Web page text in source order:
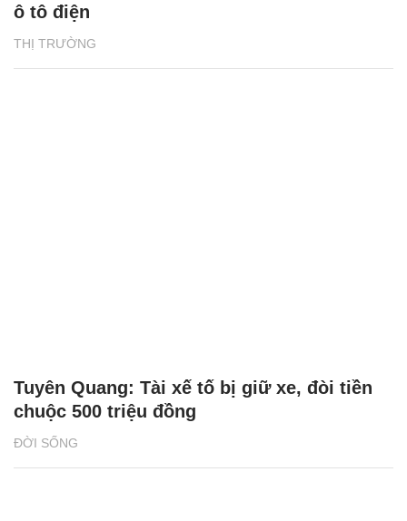
THỊ TRƯỜNG
ô tô điện
ĐỜI SỐNG
Tuyên Quang: Tài xế tố bị giữ xe, đòi tiền
chuộc 500 triệu đồng